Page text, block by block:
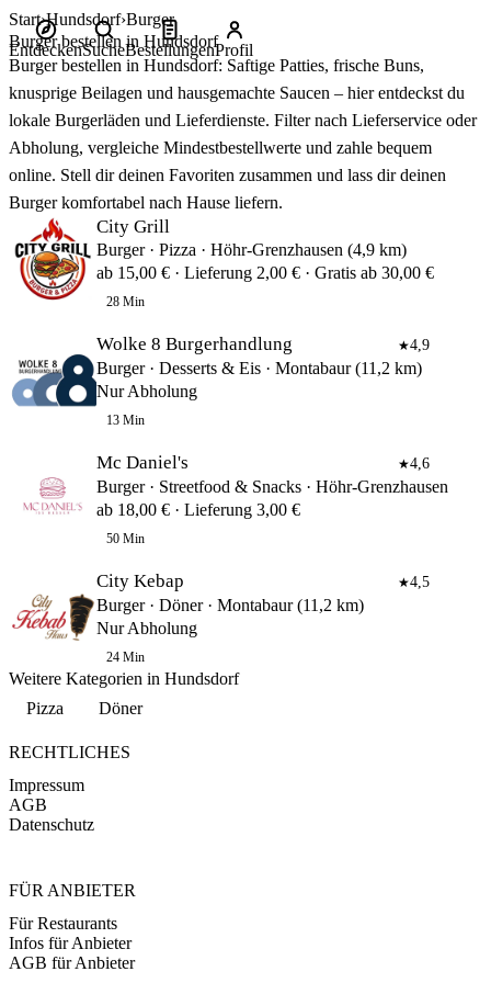
Start Hundsdorf Burger
Burger bestellen in Hundsdorf
Burger bestellen in Hundsdorf: Saftige Patties, frische Buns,
knusprige Beilagen und hausgemachte Saucen – hier entdeckst du
lokale Burgerläden und Lieferdienste. Filter nach Lieferservice oder
Abholung, vergleiche Mindestbestellwerte und zahle bequem
online. Stell dir deinen Favoriten zusammen und lass dir deinen
Burger komfortabel nach Hause liefern.
City Grill
Burger · Pizza · Höhr-Grenzhausen (4,9 km)
ab 15,00 € · Lieferung 2,00 € · Gratis ab 30,00 €
28 Min
Wolke 8 Burgerhandlung ★4,9
Burger · Desserts & Eis · Montabaur (11,2 km)
Nur Abholung
13 Min
Mc Daniel's ★4,6
Burger · Streetfood & Snacks · Höhr-Grenzhausen
ab 18,00 € · Lieferung 3,00 €
50 Min
City Kebap ★4,5
Burger · Döner · Montabaur (11,2 km)
Nur Abholung
24 Min
Weitere Kategorien in Hundsdorf
Pizza
Döner
RECHTLICHES
Impressum
AGB
Datenschutz
FÜR ANBIETER
Für Restaurants
Infos für Anbieter
AGB für Anbieter
EntdeckenSucheBestellungenProfil